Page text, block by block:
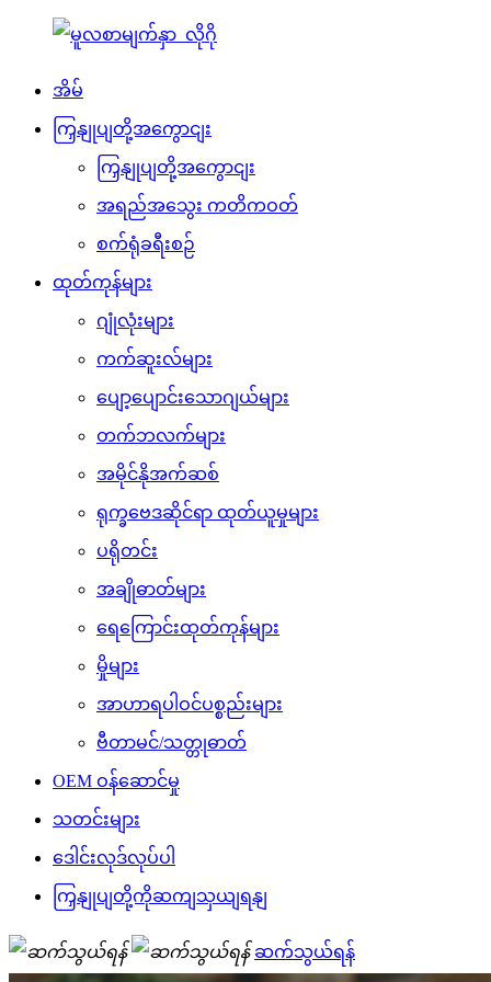
အိမ်
ကြှနျုပျတို့အကွောငျး
ကြှနျုပျတို့အကွောငျး
အရည်အသွေး ကတိကဝတ်
စက်ရုံခရီးစဉ်
ထုတ်ကုန်များ
ဂျုံလုံးများ
ကက်ဆူးလ်များ
ပျော့ပျောင်းသောဂျယ်များ
တက်ဘလက်များ
အမိုင်နိုအက်ဆစ်
ရုက္ခဗေဒဆိုင်ရာ ထုတ်ယူမှုများ
ပရိုတင်း
အချိုဓာတ်များ
ရေကြောင်းထုတ်ကုန်များ
မှိုများ
အာဟာရပါဝင်ပစ္စည်းများ
ဗီတာမင်/သတ္တုဓာတ်
OEM ဝန်ဆောင်မှု
သတင်းများ
ဒေါင်းလုဒ်လုပ်ပါ
ကြှနျုပျတို့ကိုဆကျသှယျရနျ
ဆက်သွယ်ရန်